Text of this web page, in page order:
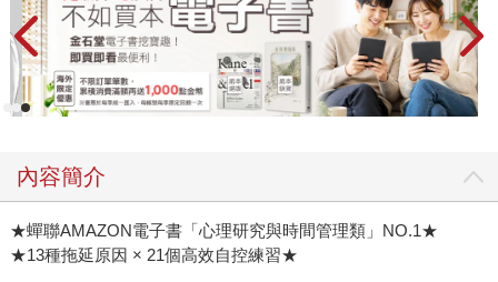
內容簡介
★蟬聯AMAZON電子書「心理研究與時間管理類」NO.1★
★13種拖延原因 × 21個高效自控練習★